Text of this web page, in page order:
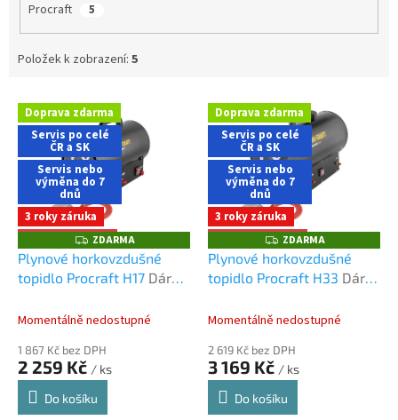
Procraft 5
Položek k zobrazení: 5
V
p
Doprava zdarma
Servis po celé
ČR a SK
Servis nebo
výměna do 7
dnů
3 roky záruka
+ Dárek zdarma
Z
D
A
R
ZDARMA
Plynové horkovzdušné
topidlo Procraft H17 Dárek
nákupu na e-shopu
Momentálně nedostupné
1 867 Kč bez DPH
2 259 Kč / ks
Do košíku
Doprava zdarma
Servis po celé
ČR a SK
Servis nebo
výměna do 7
dnů
3 roky záruka
+ Dárek zdarma
Z
D
A
R
ZDARMA
Plynové horkovzdušné
topidlo Procraft H33 Dárek
nákupu na e-shopu
Momentálně nedostupné
2 619 Kč bez DPH
3 169 Kč / ks
Do košíku